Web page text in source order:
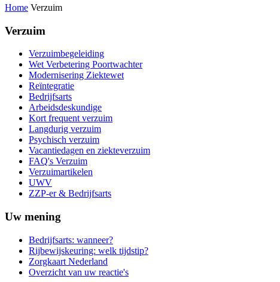
Home Verzuim
Verzuim
Verzuimbegeleiding
Wet Verbetering Poortwachter
Modernisering Ziektewet
Reïntegratie
Bedrijfsarts
Arbeidsdeskundige
Kort frequent verzuim
Langdurig verzuim
Psychisch verzuim
Vacantiedagen en ziekteverzuim
FAQ's Verzuim
Verzuimartikelen
UWV
ZZP-er & Bedrijfsarts
Uw mening
Bedrijfsarts: wanneer?
Rijbewijskeuring: welk tijdstip?
Zorgkaart Nederland
Overzicht van uw reactie's